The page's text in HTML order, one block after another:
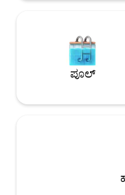
ಕಾಲ ಅತ್ಯುತ್ತಮ ವಾಸ್ತವ್ಯ ·
ಬ್ರೇಕ್‌ಫಾಸ್ಟ್ ಅವಾರ್ಡ್ಸ್ ಸಿಯೋಲ್
5.0 ಸ್ಟಾರ್ ರೇಟಿಂಗ್ ·
ಆದರೆ ವಿಮರ್ಶೆಗಳಲ್ಲಿ
'ಆತಿಥ್ಯ' ಆಗಿತ್ತು. ಗ್ಯುಂಗ್‌ಬೋಕ್ ಅರಮನೆ, ಸೊಚಾನ್
ಹಿಂಜರಿಕೆಯನ್ನೂ ನಾವು
ಬುವಾಮ್‌ಡಾಂಗ್‌ನಲ್ಲಿ,
ಪೂಲ್